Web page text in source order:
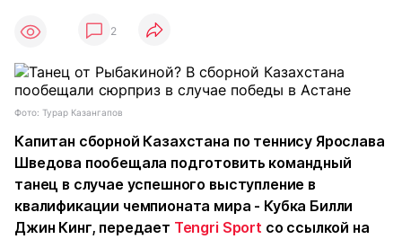
2
Фото: Турар Казангапов
Капитан сборной Казахстана по теннису Ярослава
Шведова пообещала подготовить командный
танец в случае успешного выступление в
квалификации чемпионата мира - Кубка Билли
Джин Кинг, передает Tengri Sport со ссылкой на